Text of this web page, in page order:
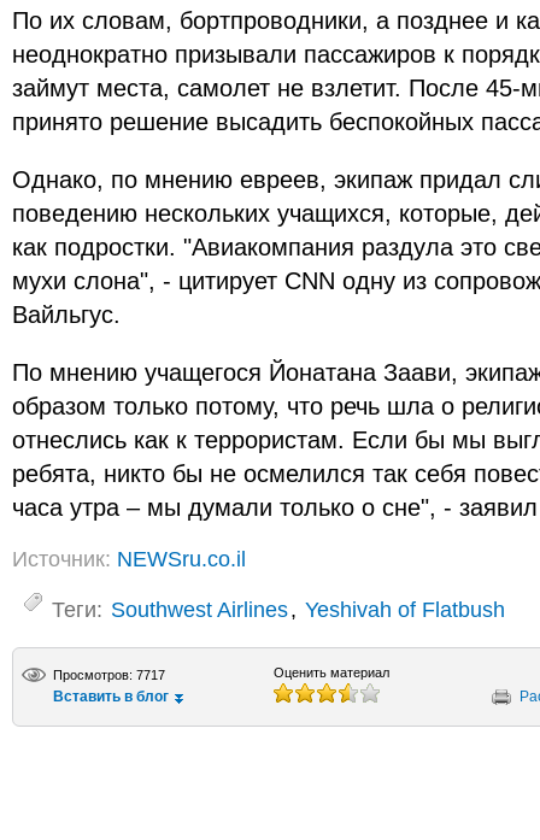
По их словам, бортпроводники, а позднее и
неоднократно призывали пассажиров к
займут места, самолет не взлетит. После 45-
принято решение высадить беспокойных
Однако, по мнению евреев, экипаж придал
поведению нескольких учащихся, которые,
как подростки. "Авиакомпания раздула это
мухи слона", - цитирует CNN одну из
Вайльгус.
По мнению учащегося Йонатана Заави,
образом только потому, что речь шла о
отнеслись как к террористам. Если бы мы
ребята, никто бы не осмелился так себя
часа утра – мы думали только о сне", -
Источник: NEWSru.co.il
Теги: Southwest Airlines, Yeshivah of Flatbush
Просмотров: 7717
Вставить в блог
Оценить материал